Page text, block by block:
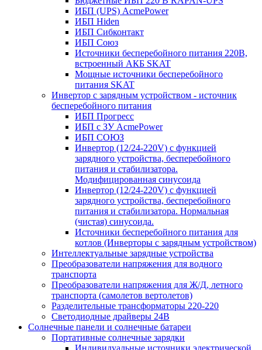
ИБП (UPS) AcmePower
ИБП Hiden
ИБП Сибконтакт
ИБП Союз
Источники бесперебойного питания 220В,
встроенный АКБ SKAT
Мощные источники бесперебойного
питания SKAT
Инвертор с зарядным устройством - источник
бесперебойного питания
ИБП Прогресс
ИБП с ЗУ AcmePower
ИБП СОЮЗ
Инвертор (12/24-220V) с функцией
зарядного устройства, бесперебойного
питания и стабилизатора.
Модифицированная синусоида
Инвертор (12/24-220V) с функцией
зарядного устройства, бесперебойного
питания и стабилизатора. Нормальная
(чистая) синусоида.
Источники бесперебойного питания для
котлов (Инверторы с зарядным устройством)
Интеллектуальные зарядные устройства
Преобразователи напряжения для водного
транспорта
Преобразователи напряжения для Ж/Д, летного
транспорта (самолетов вертолетов)
Разделительные трансформаторы 220-220
Светодиодные драйверы 24В
Солнечные панели и солнечные батареи
Портативные солнечные зарядки
Индивидуальные источники электрической